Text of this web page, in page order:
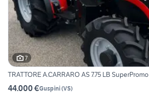
7
TRATTORE A.CARRARO AS 7.75 LB SuperPromo
44.000 €Guspini(VS)